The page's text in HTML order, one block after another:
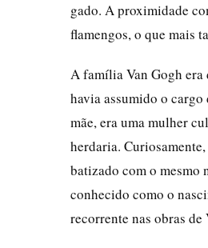
gado. A proximidade
flamengos, o que mais
A família Van Gogh era
havia assumido o
mãe, era uma mulher
herdaria.
batizado com o mesmo
conhecido como o
recorrente nas obras de